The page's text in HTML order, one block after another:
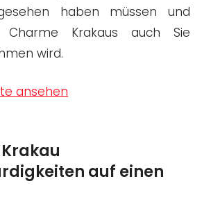
haben müssen und
Krakaus auch Sie
wird.
ansehen
Krakau
auf einen